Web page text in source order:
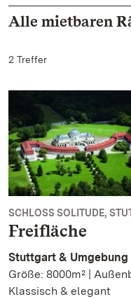
Alle mietbaren
2 Treffer
SCHLOSS SOLITUDE,
Freifläche
Stuttgart & Umgebung
Größe: 8000m² |
Klassisch & elegant